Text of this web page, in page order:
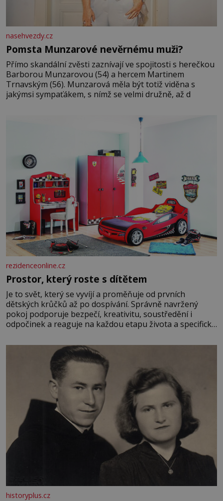
nasehvezdy.cz
Pomsta Munzarové nevěrnému muži?
Přímo skandální zvěsti zaznívají ve spojitosti s herečkou
Barborou Munzarovou (54) a hercem Martinem
Trnavským (56). Munzarová měla být totiž viděna s
jakýmsi sympaťákem, s nímž se velmi družně, až d
rezidenceonline.cz
Prostor, který roste s dítětem
Je to svět, který se vyvíjí a proměňuje od prvních
dětských krůčků až po dospívání. Správně navržený
pokoj podporuje bezpečí, kreativitu, soustředění i
odpočinek a reaguje na každou etapu života a specifické
měkkost a bezpečí, proto by pokoj miminka měl působit
především klidně a útulně. Předškolní věk je
historyplus.cz